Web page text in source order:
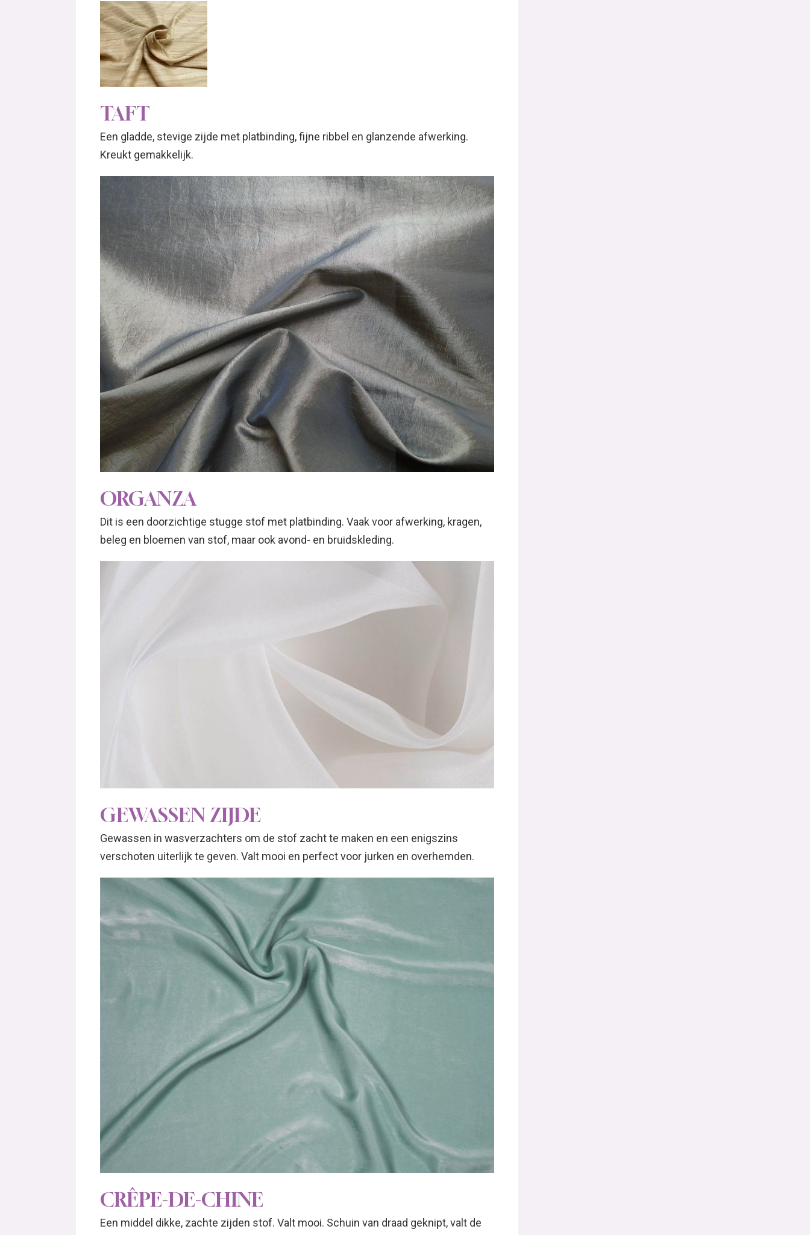
TAFT
Een gladde, stevige zijde met platbinding, fijne ribbel en glanzende afwerking.
Kreukt gemakkelijk.
ORGANZA
Dit is een doorzichtige stugge stof met platbinding. Vaak voor afwerking, kragen,
beleg en bloemen van stof, maar ook avond- en bruidskleding.
GEWASSEN ZIJDE
Gewassen in wasverzachters om de stof zacht te maken en een enigszins
verschoten uiterlijk te geven. Valt mooi en perfect voor jurken en overhemden.
CRÊPE-DE-CHINE
Een middel dikke, zachte zijden stof. Valt mooi. Schuin van draad geknipt, valt de